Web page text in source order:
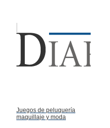
Juegos de peluquería
maquillaje y moda